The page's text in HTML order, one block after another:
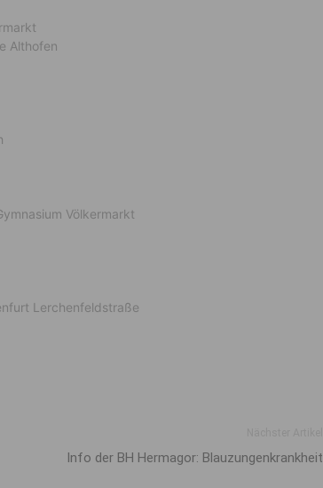
Althofen
Völkermarkt
Lerchenfeldstraße
Info der BH Hermagor: Blauzungenkrankheit